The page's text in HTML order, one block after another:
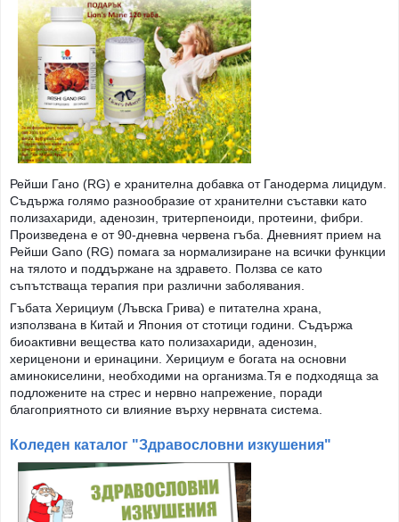
Рейши Гано (RG) е хранителна добавка от Ганодерма лицидум.
Съдържа голямо разнообразие от хранителни съставки като
полизахариди, аденозин, тритерпеноиди, протеини, фибри.
Произведена е от 90-дневна червена гъба. Дневният прием на
Рейши Gano (RG) помага за нормализиране на всички функции
на тялото и поддържане на здравето. Ползва се като
съпътстваща терапия при различни заболявания.
Гъбата Херициум (Лъвска Грива) е питателна храна,
използвана в Китай и Япония от стотици години. Съдържа
биоактивни вещества като полизахариди, аденозин,
хериценони и еринацини. Херициум е богата на основни
аминокиселини, необходими на организма.Тя е подходяща за
подложените на стрес и нервно напрежение, поради
благоприятното си влияние върху нервната система.
Коледен каталог "Здравословни изкушения"